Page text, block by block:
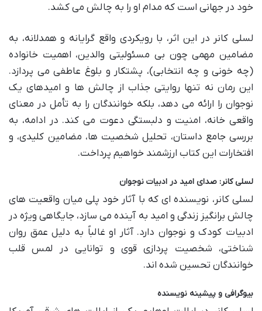
خود در جهانی است که مدام او را به چالش می کشد.
لسلی کانر در این اثر، با رویکردی واقع گرایانه و همدلانه، به
مضامین مهمی چون بی مسئولیتی والدین، اهمیت خانواده
(چه خونی و چه انتخابی)، پشتکار و بلوغ عاطفی می پردازد.
این رمان نه تنها روایتی جذاب از چالش ها و امیدهای یک
نوجوان را ارائه می دهد، بلکه خوانندگان را به تأمل در معنای
واقعی خانه، امنیت و دلبستگی دعوت می کند. در ادامه، به
بررسی جامع داستان، تحلیل شخصیت ها، مضامین کلیدی، و
افتخارات این کتاب ارزشمند خواهیم پرداخت.
لسلی کانر: صدای امید در ادبیات نوجوان
لسلی کانر، نویسنده ای که با آثار خود پلی میان واقعیت های
چالش برانگیز زندگی و امید به آینده می سازد، جایگاهی ویژه در
ادبیات کودک و نوجوان دارد. آثار او غالباً به دلیل عمق روان
شناختی، شخصیت پردازی قوی و توانایی در لمس قلب
خوانندگان تحسین شده اند.
بیوگرافی و پیشینه نویسنده